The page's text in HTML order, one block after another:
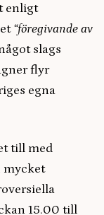
enligt
“föregivande av
slags
flyr
egna
till med
mycket
15.00 till